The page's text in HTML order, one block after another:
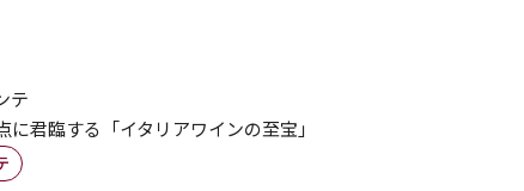
テ
に君臨する「イタリアワインの至宝」